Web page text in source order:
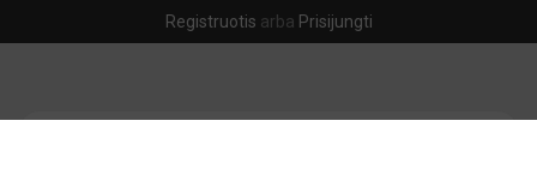
Registruotis arba Prisijungti